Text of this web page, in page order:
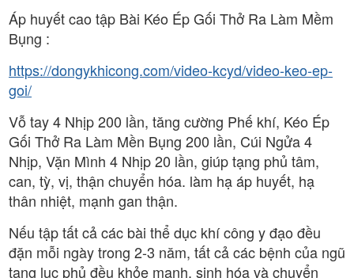
Áp huyết cao tập Bài Kéo Ép Gối Thở Ra Làm Mềm
Bụng :
https://dongykhicong.com/video-kcyd/video-keo-ep-
goi/
Vỗ tay 4 Nhịp 200 lần, tăng cường Phế khí, Kéo Ép
Gối Thở Ra Làm Mền Bụng 200 lần, Cúi Ngửa 4
Nhịp, Vặn Mình 4 Nhịp 20 lần, giúp tạng phủ tâm,
can, tỳ, vị, thận chuyển hóa. làm hạ áp huyết, hạ
thân nhiệt, mạnh gan thận.
Nếu tập tất cả các bài thể dục khí công y đạo đều
đặn mỗi ngày trong 2-3 năm, tất cả các bệnh của ngũ
tạng lục phủ đều khỏe mạnh, sinh hóa và chuyển